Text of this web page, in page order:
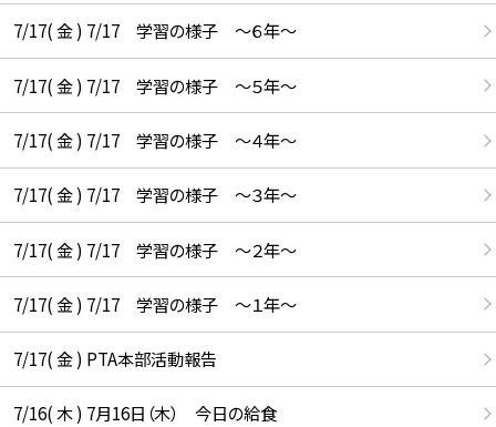
7/17( 金 ) 7/17 学習の様子 ～６年～
7/17( 金 ) 7/17 学習の様子 ～５年～
7/17( 金 ) 7/17 学習の様子 ～４年～
7/17( 金 ) 7/17 学習の様子 ～３年～
7/17( 金 ) 7/17 学習の様子 ～２年～
7/17( 金 ) 7/17 学習の様子 ～１年～
7/17( 金 ) PTA本部活動報告
7/16( 木 ) 7月16日（木） 今日の給食